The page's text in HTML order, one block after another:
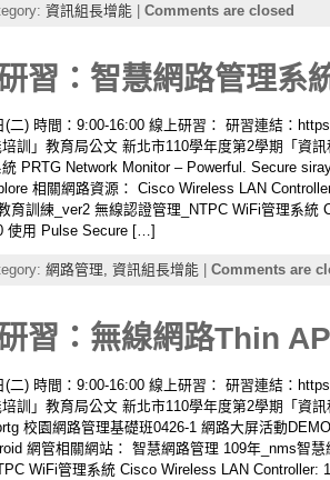
資訊組長增能 | Comments are closed
習：智慧網路管理系
(二) 時間：9:00-16:00 線上研習： 研習連結：
培訓」教育局公文 新北市110學年度第2學期「
PRTG Network Monitor – Powerful. Secure
相關網路資源： Cisco Wireless LAN
育訓練_ver2 無線認證管理_NTPC WiFi管理系
使用 Pulse Secure […]
網路管理, 資訊組長增能| Comments are
習：無線網路Thin
(二) 時間：9:00-16:00 線上研習： 研習連結：
培訓」教育局公文 新北市110學年度第2學期「資
校園網路管理基礎班0426-1 網路大屏活動
網管相關網站： 智慧網路管理 109年_nms智
WiFi管理系統 Cisco Wireless LAN